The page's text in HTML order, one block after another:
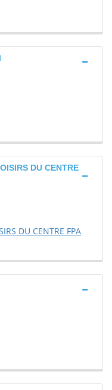
DU CENTRE
DU CENTRE FPA